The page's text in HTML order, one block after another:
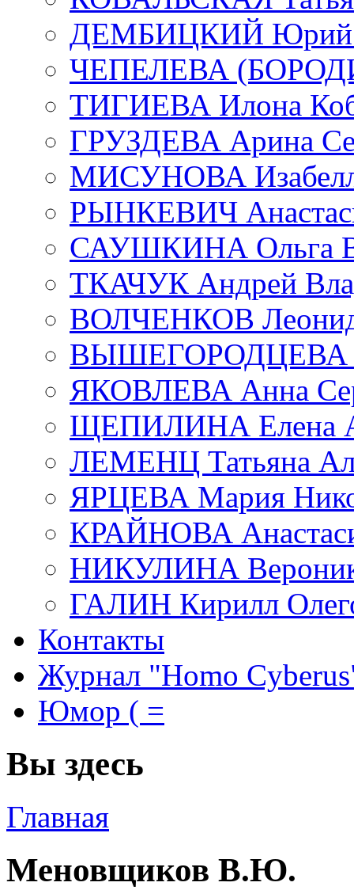
ДЕМБИЦКИЙ Юрий
ЧЕПЕЛЕВА
ТИГИЕВА Илона
ГРУЗДЕВА Арина
МИСУНОВА
РЫНКЕВИЧ
САУШКИНА Ольга
ТКАЧУК Андрей
ВОЛЧЕНКОВ Леонид
ВЫШЕГОРОДЦЕВА
ЯКОВЛЕВА Анна
ЩЕПИЛИНА Елена
ЛЕМЕНЦ Татьяна
ЯРЦЕВА Мария
КРАЙНОВА
НИКУЛИНА
ГАЛИН Кирилл
Контакты
Журнал "Homo
Юмор ( =
Вы здесь
Главная
Меновщиков В.Ю.